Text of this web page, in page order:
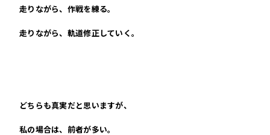
走りながら、作戦を練る。
走りながら、軌道修正していく。
どちらも真実だと思いますが、
私の場合は、前者が多い。